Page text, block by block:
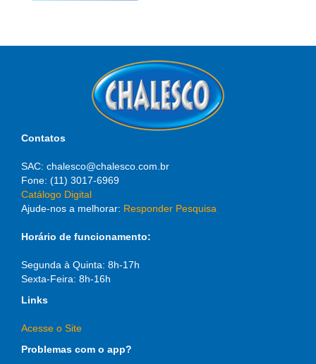
Contatos
SAC: chalesco@chalesco.com.br
Fone: (11) 3017-6969
Catálogo Digital
Ajude-nos a melhorar: Responder Pesquisa
Horário de funcionamento:
Segunda à Quinta: 8h-17h
Sexta-Feira: 8h-16h
Links
Acesse o Site
Problemas com o app?